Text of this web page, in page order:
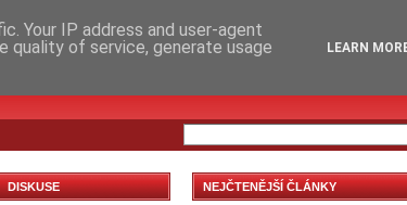
DISKUSE NEJČTENĚJŠÍ ČLÁNKY
Your IP address and user-agent
quality of service, generate usage
LEARN